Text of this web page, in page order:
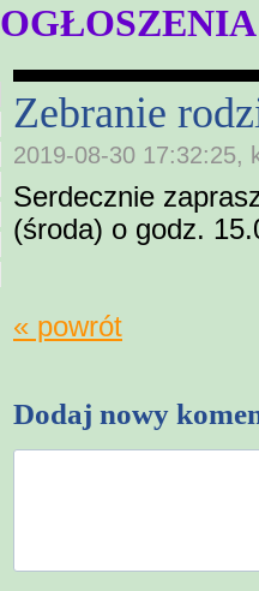
Zebranie
2019-08-30 17:32:25,
Serdecznie
(środa) o godz.
« powrót
Dodaj nowy